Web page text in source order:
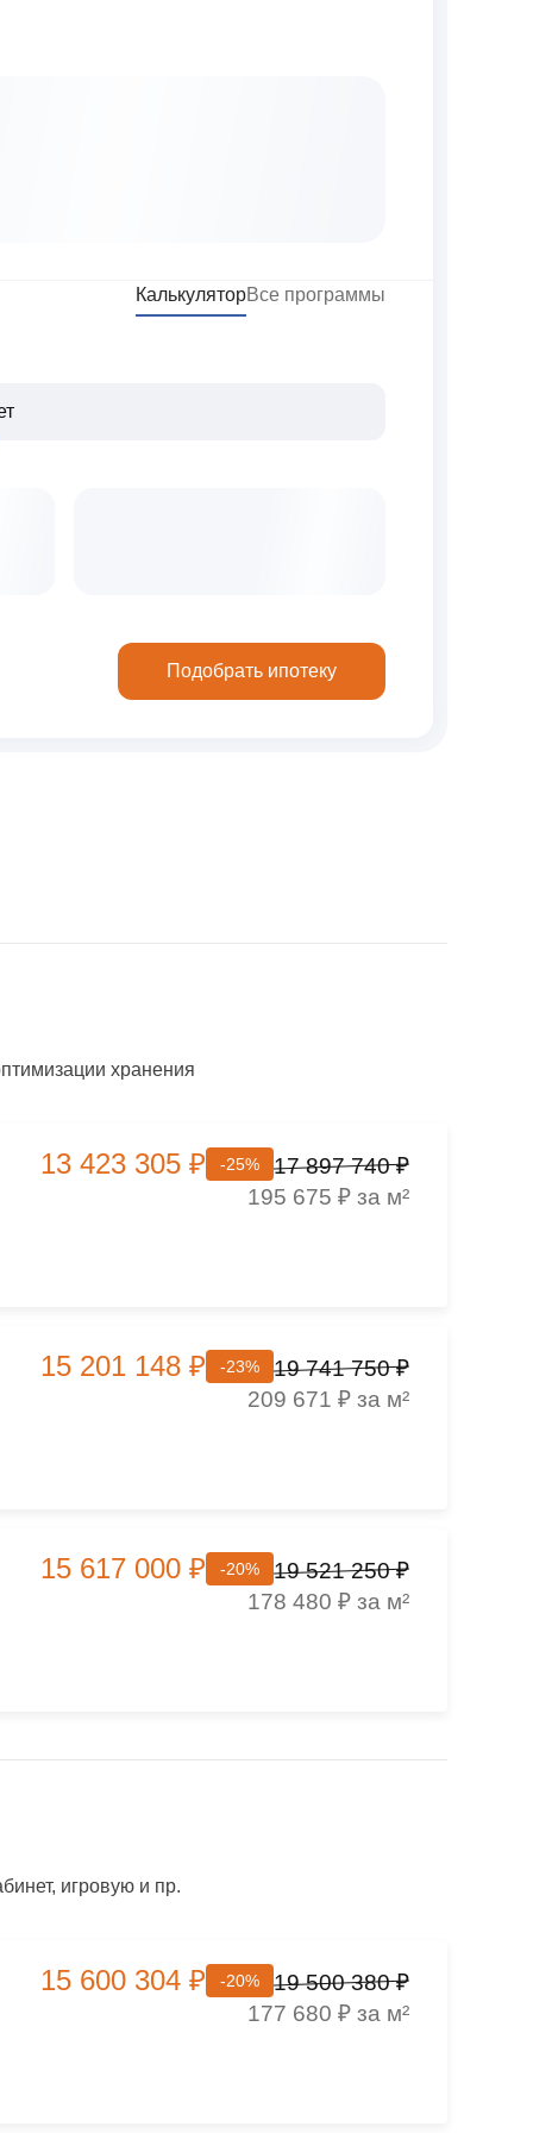
КалькуляторВсе программы
Подобрать ипотеку
хранения
13 423 305 ₽ -25%
17 897 740 ₽
195 675 ₽ за м²
15 201 148 ₽ -23%
19 741 750 ₽
209 671 ₽ за м²
15 617 000 ₽ -20%
19 521 250 ₽
178 480 ₽ за м²
игровую и пр.
15 600 304 ₽ -20%
19 500 380 ₽
177 680 ₽ за м²